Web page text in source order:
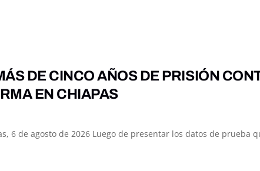
DE CINCO AÑOS DE PRISIÓN
EN CHIAPAS
6 de agosto de 2026 Luego de presentar los datos de prueba